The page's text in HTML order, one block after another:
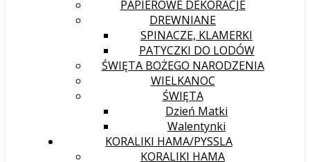
PAPIEROWE DEKORACJE
DREWNIANE
SPINACZE, KLAMERKI
PATYCZKI DO LODÓW
ŚWIĘTA BOŻEGO NARODZENIA
WIELKANOC
ŚWIĘTA
Dzień Matki
Walentynki
KORALIKI HAMA/PYSSLA
KORALIKI HAMA